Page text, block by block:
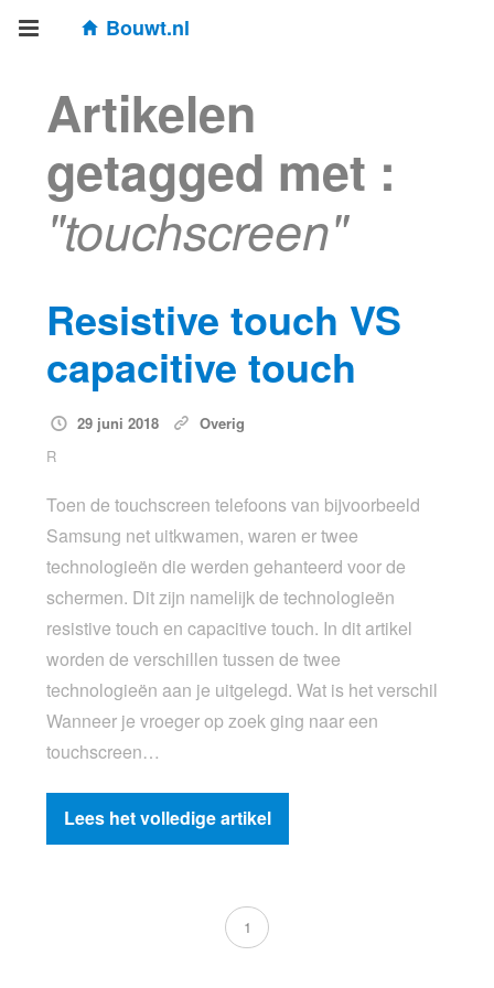
Bouwt.nl
Artikelen
getagged met :
"touchscreen"
Resistive touch VS
capacitive touch
29 juni 2018
Overig
R
Toen de touchscreen telefoons van bijvoorbeeld
Samsung net uitkwamen, waren er twee
technologieën die werden gehanteerd voor de
schermen. Dit zijn namelijk de technologieën
resistive touch en capacitive touch. In dit artikel
worden de verschillen tussen de twee
technologieën aan je uitgelegd. Wat is het verschil
Wanneer je vroeger op zoek ging naar een
touchscreen…
Lees het volledige artikel
1